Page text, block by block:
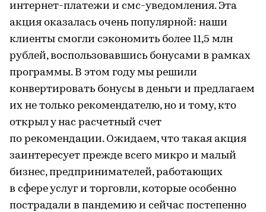
интернет-платежи и смс-уведомления. Эта
акция оказалась очень популярной: наши
клиенты смогли сэкономить более 11,5 млн
рублей, воспользовавшись бонусами в рамках
программы. В этом году мы решили
конвертировать бонусы в деньги и предлагаем
их не только рекомендателю, но и тому, кто
открыл у нас расчетный счет
по рекомендации. Ожидаем, что такая акция
заинтересует прежде всего микро и малый
бизнес, предпринимателей, работающих
в сфере услуг и торговли, которые особенно
пострадали в пандемию и сейчас постепенно